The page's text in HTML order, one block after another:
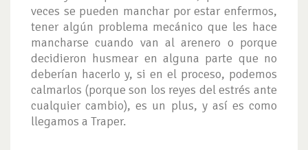
veces se pueden manchar por estar enfermos,
tener algún problema mecánico que les hace
mancharse cuando van al arenero o porque
decidieron husmear en alguna parte que no
deberían hacerlo y, si en el proceso, podemos
calmarlos (porque son los reyes del estrés ante
cualquier cambio), es un plus, y así es como
llegamos a Traper.